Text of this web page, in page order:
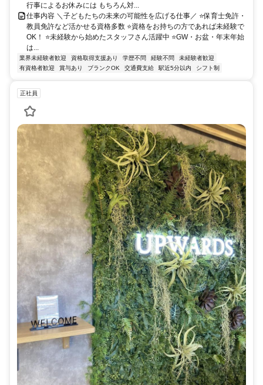
行事によるお休みには もちろん対...
仕事内容 ＼子どもたちの未来の可能性を広げる仕事／ ⭐保育士免許・
教員免許など活かせる資格多数 ⭐資格をお持ちの方であれば未経験で
OK！ ⭐未経験から始めたスタッフさん活躍中 ⭐GW・お盆・年末年始
は...
業界未経験者歓迎 資格取得支援あり 学歴不問 経験不問
未経験者歓迎
有資格者歓迎
賞与あり ブランクOK 交通費支給 駅近5分以内 シフト制
正社員